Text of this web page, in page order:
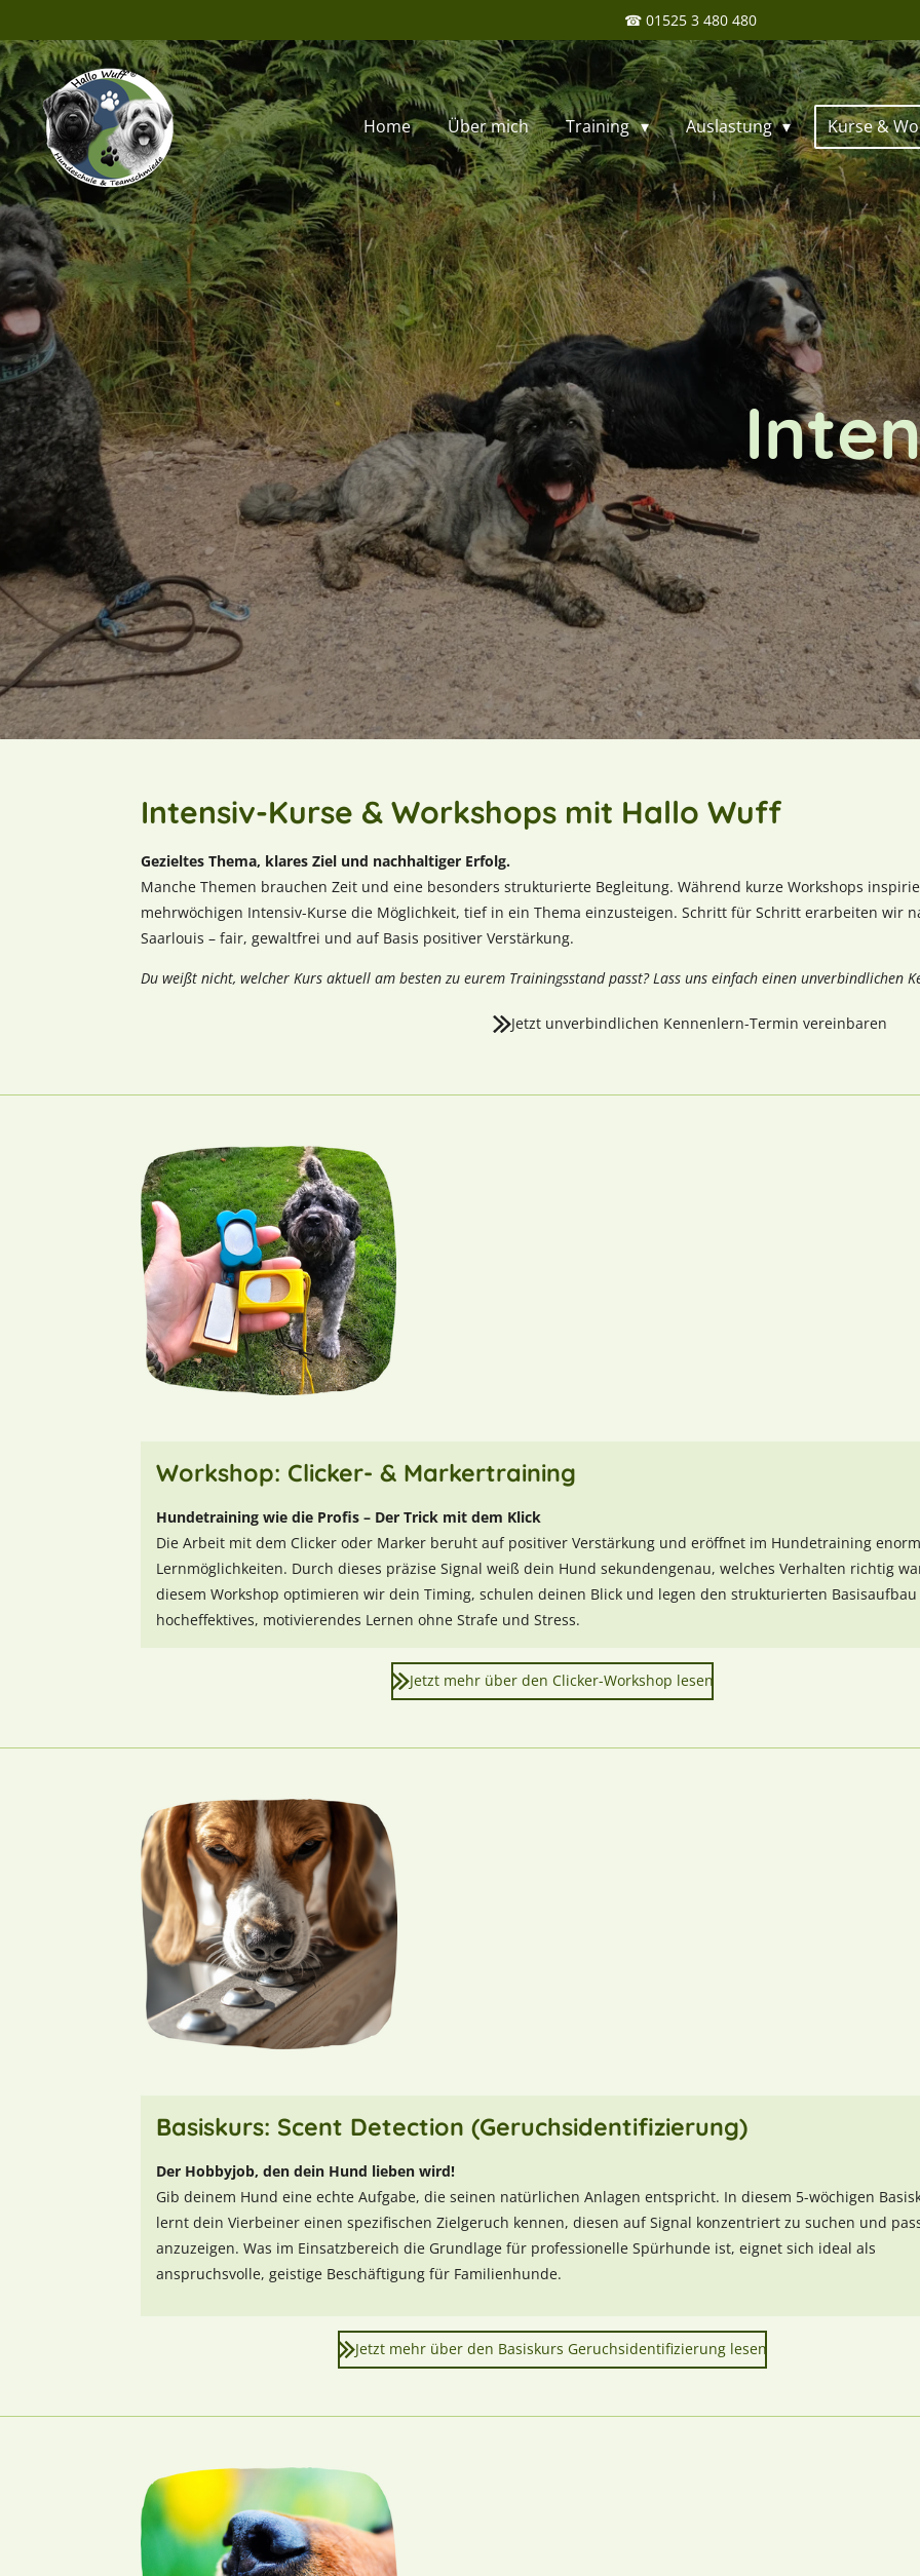
Hauptinhalt
springen
☎ 01525 3 480 480
Home Über mich Training Auslastung Kurse &
Intensiv-Kurse & Workshops mit Hallo Wuff
Gezieltes Thema, klares Ziel und nachhaltiger Erfolg.
Manche Themen brauchen Zeit und eine besonders strukturierte Begleitung. Während kurze Workshops
mehrwöchigen Intensiv-Kurse die Möglichkeit, tief in ein Thema einzusteigen. Schritt für Schritt erarbeiten wir
Saarlouis – fair, gewaltfrei und auf Basis positiver Verstärkung.
Du weißt nicht, welcher Kurs aktuell am besten zu eurem Trainingsstand passt? Lass uns einfach einen unverbindlichen
Jetzt unverbindlichen Kennenlern-Termin vereinbaren
Workshop: Clicker- & Markertraining
Hundetraining wie die Profis – Der Trick mit dem Klick
Die Arbeit mit dem Clicker oder Marker beruht auf positiver Verstärkung und eröffnet im Hundetraining
Lernmöglichkeiten. Durch dieses präzise Signal weiß dein Hund sekundengenau, welches Verhalten richtig
diesem Workshop optimieren wir dein Timing, schulen deinen Blick und legen den strukturierten
hocheffektives, motivierendes Lernen ohne Strafe und Stress.
Jetzt mehr über den Clicker-Workshop lesen
Basiskurs: Scent Detection (Geruchsidentifizierung)
Der Hobbyjob, den dein Hund lieben wird!
Gib deinem Hund eine echte Aufgabe, die seinen natürlichen Anlagen entspricht. In diesem 5-wöchigen
lernt dein Vierbeiner einen spezifischen Zielgeruch kennen, diesen auf Signal konzentriert zu suchen und
anzuzeigen. Was im Einsatzbereich die Grundlage für professionelle Spürhunde ist, eignet sich ideal als
anspruchsvolle, geistige Beschäftigung für Familienhunde.
Jetzt mehr über den Basiskurs Geruchsidentifizierung lesen